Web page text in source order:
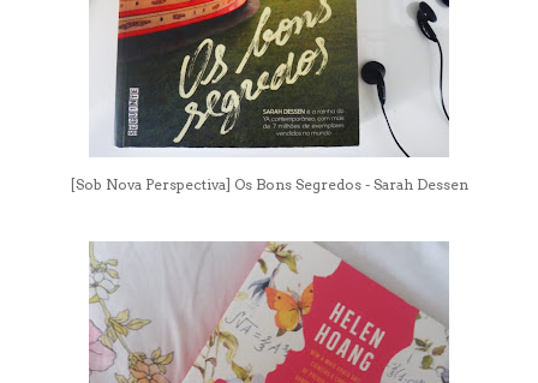
[Sob Nova Perspectiva] Os Bons Segredos - Sarah Dessen